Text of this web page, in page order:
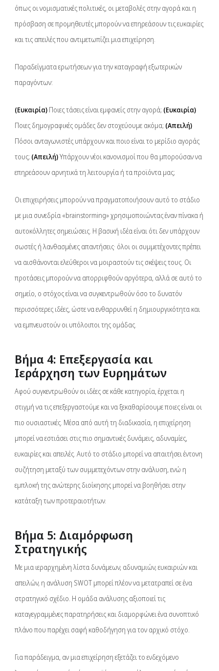
όπως οι νομισματικές πολιτικές, οι μεταβολές στην αγορά και η
πρόσβαση σε προμηθευτές μπορούν να επηρεάσουν τις ευκαιρίες
και τις απειλές που αντιμετωπίζει μια επιχείρηση.
Παραδείγματα ερωτήσεων για την καταγραφή εξωτερικών
παραγόντων:
(Ευκαιρία) Ποιες τάσεις είναι εμφανείς στην αγορά; (Ευκαιρία)
Ποιες δημογραφικές ομάδες δεν στοχεύουμε ακόμα; (Απειλή)
Πόσοι ανταγωνιστές υπάρχουν και ποιο είναι το μερίδιο αγοράς
τους; (Απειλή)Υπάρχουν νέοι κανονισμοί που θα μπορούσαν να
επηρεάσουν αρνητικά τη λειτουργία ή τα προϊόντα μας;
Οι επιχειρήσεις μπορούν να πραγματοποιήσουν αυτό το στάδιο
με μια συνεδρία «brainstorming» χρησιμοποιώντας έναν πίνακα ή
αυτοκόλλητες σημειώσεις. Η βασική ιδέα είναι ότι δεν υπάρχουν
σωστές ή λανθασμένες απαντήσεις· όλοι οι συμμετέχοντες πρέπει
να αισθάνονται ελεύθεροι να μοιραστούν τις σκέψεις τους. Οι
προτάσεις μπορούν να απορριφθούν αργότερα, αλλά σε αυτό το
σημείο, ο στόχος είναι να συγκεντρωθούν όσο το δυνατόν
περισσότερες ιδέες, ώστε να ενθαρρυνθεί η δημιουργικότητα και
να εμπνευστούν οι υπόλοιποι της ομάδας.
Βήμα 4: Επεξεργασία και
Ιεράρχηση των Ευρημάτων
Αφού συγκεντρωθούν οι ιδέες σε κάθε κατηγορία, έρχεται η
στιγμή να τις επεξεργαστούμε και να ξεκαθαρίσουμε ποιες είναι οι
πιο ουσιαστικές. Μέσα από αυτή τη διαδικασία, η επιχείρηση
μπορεί να εστιάσει στις πιο σημαντικές δυνάμεις, αδυναμίες,
ευκαιρίες και απειλές. Αυτό το στάδιο μπορεί να απαιτήσει έντονη
συζήτηση μεταξύ των συμμετεχόντων στην ανάλυση, ενώ η
εμπλοκή της ανώτερης διοίκησης μπορεί να βοηθήσει στην
κατάταξη των προτεραιοτήτων.
Βήμα 5: Διαμόρφωση
Στρατηγικής
Με μια ιεραρχημένη λίστα δυνάμεων, αδυναμιών, ευκαιριών και
απειλών, η ανάλυση SWOT μπορεί πλέον να μετατραπεί σε ένα
στρατηγικό σχέδιο. Η ομάδα ανάλυσης αξιοποιεί τις
καταγεγραμμένες παρατηρήσεις και διαμορφώνει ένα συνοπτικό
πλάνο που παρέχει σαφή καθοδήγηση για τον αρχικό στόχο.
Για παράδειγμα, αν μια επιχείρηση εξετάζει το ενδεχόμενο